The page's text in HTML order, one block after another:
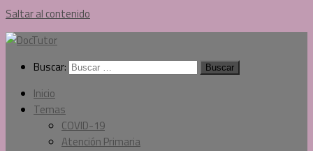
Saltar al contenido
Buscar:
Inicio
Temas
COVID-19
Atención Primaria